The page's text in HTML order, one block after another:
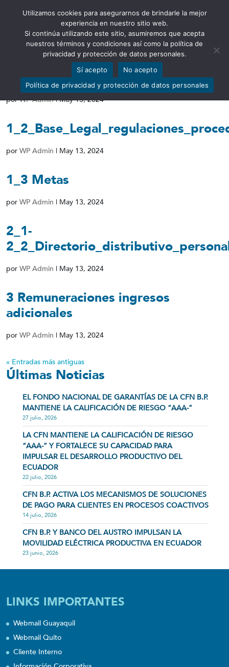
Abrir barra de herramientas
1_1_Estructura_organica
porWP Admin|May 13, 2024
por WP Admin | May 13, 2024
1_3 Metas
por WP Admin | May 13, 2024
2_1-
por WP Admin | May 13, 2024
3 Remuneraciones ingresos
adicionales
por WP Admin | May 13, 2024
« Entradas más antiguas
Últimas Noticias
EL FONDO NACIONAL DE GARANTÍAS DE LA CFN B.P.
MANTIENE LA CALIFICACIÓN DE RIESGO “AAA-”
27 julio, 2026
LA CFN MANTIENE LA CALIFICACIÓN DE RIESGO
“AAA-” Y FORTALECE SU CAPACIDAD PARA
IMPULSAR EL DESARROLLO PRODUCTIVO DEL
ECUADOR
22 julio, 2026
CFN B.P. ACTIVA LOS MECANISMOS DE SOLUCIONES
DE PAGO PARA CLIENTES EN PROCESOS COACTIVOS
14 julio, 2026
CFN B.P. Y BANCO DEL AUSTRO IMPULSAN LA
MOVILIDAD ELÉCTRICA PRODUCTIVA EN ECUADOR
23 junio, 2026
LINKS IMPORTANTES
Webmail Guayaquil
Webmail Quito
Cliente Interno
Utilizamos cookies para asegurarnos de brindarle la mejor
experiencia en nuestro sitio web.
Si continúa utilizando este sitio, asumiremos que acepta
nuestros términos y condiciones así como la política de
privacidad y protección de datos personales.
Sí acepto
No acepto
Política de privacidad y protección de datos personales